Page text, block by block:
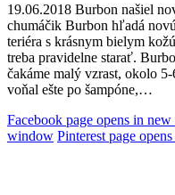
19.06.2018 Burbon našiel
chumáčik Burbon hľadá
teriéra s krásnym bielym
treba pravidelne starať.
čakáme malý vzrast, okolo
voňal ešte po šampóne,…
Facebook page opens in
window Pinterest page